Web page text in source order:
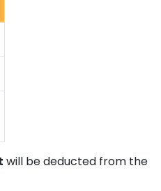
will be deducted from the